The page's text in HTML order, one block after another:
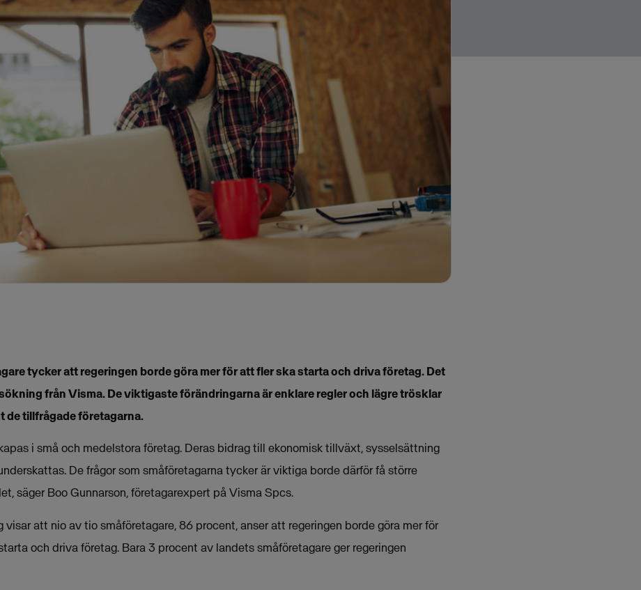
tycker att regeringen borde göra mer för att fler ska starta och driva företag. Det
från Visma. De viktigaste förändringarna är enklare regler och lägre trösklar
de tillfrågade företagarna.
i små och medelstora företag. Deras bidrag till ekonomisk tillväxt, sysselsättning
De frågor som småföretagarna tycker är viktiga borde därför få större
säger Boo Gunnarson, företagarexpert på Visma Spcs.
visar att nio av tio småföretagare, 86 procent, anser att regeringen borde göra mer för
och driva företag. Bara 3 procent av landets småföretagare ger regeringen